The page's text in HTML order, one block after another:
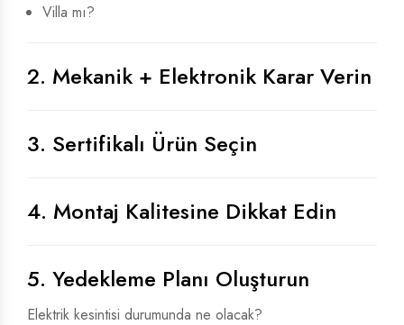
Villa mı?
2. Mekanik + Elektronik Karar Verin
3. Sertifikalı Ürün Seçin
4. Montaj Kalitesine Dikkat Edin
5. Yedekleme Planı Oluşturun
Elektrik kesintisi durumunda ne olacak?